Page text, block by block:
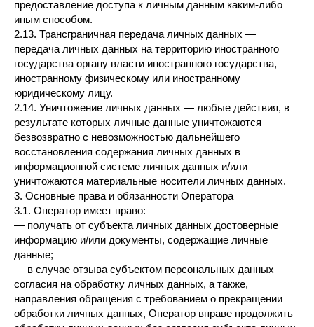
предоставление доступа к личным данным каким-либо
иным способом.
2.13. Трансграничная передача личных данных —
передача личных данных на территорию иностранного
государства органу власти иностранного государства,
иностранному физическому или иностранному
юридическому лицу.
2.14. Уничтожение личных данных — любые действия, в
результате которых личные данные уничтожаются
безвозвратно с невозможностью дальнейшего
восстановления содержания личных данных в
информационной системе личных данных и/или
уничтожаются материальные носители личных данных.
3. Основные права и обязанности Оператора
3.1. Оператор имеет право:
— получать от субъекта личных данных достоверные
информацию и/или документы, содержащие личные
данные;
— в случае отзыва субъектом персональных данных
согласия на обработку личных данных, а также,
направления обращения с требованием о прекращении
обработки личных данных, Оператор вправе продолжить